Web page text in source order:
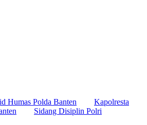
Humas Polda Banten
Kapolresta
Sidang Disiplin Polri